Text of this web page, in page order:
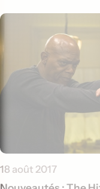
18 août 2017